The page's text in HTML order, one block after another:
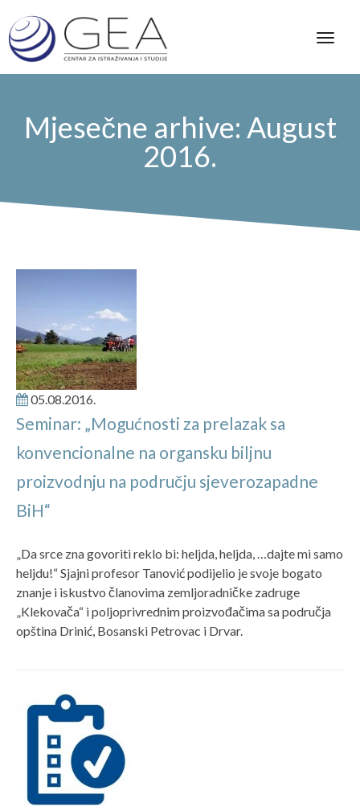
Mjesečne arhive: August
2016.
05.08.2016.
Seminar: „Mogućnosti za prelazak sa
konvencionalne na organsku biljnu
proizvodnju na području sjeverozapadne
BiH“
„Da srce zna govoriti reklo bi: heljda, heljda, …dajte mi samo
heljdu!“ Sjajni profesor Tanović podijelio je svoje bogato
znanje i iskustvo članovima zemljoradničke zadruge
„Klekovača“ i poljoprivrednim proizvođačima sa područja
opština Drinić, Bosanski Petrovac i Drvar.